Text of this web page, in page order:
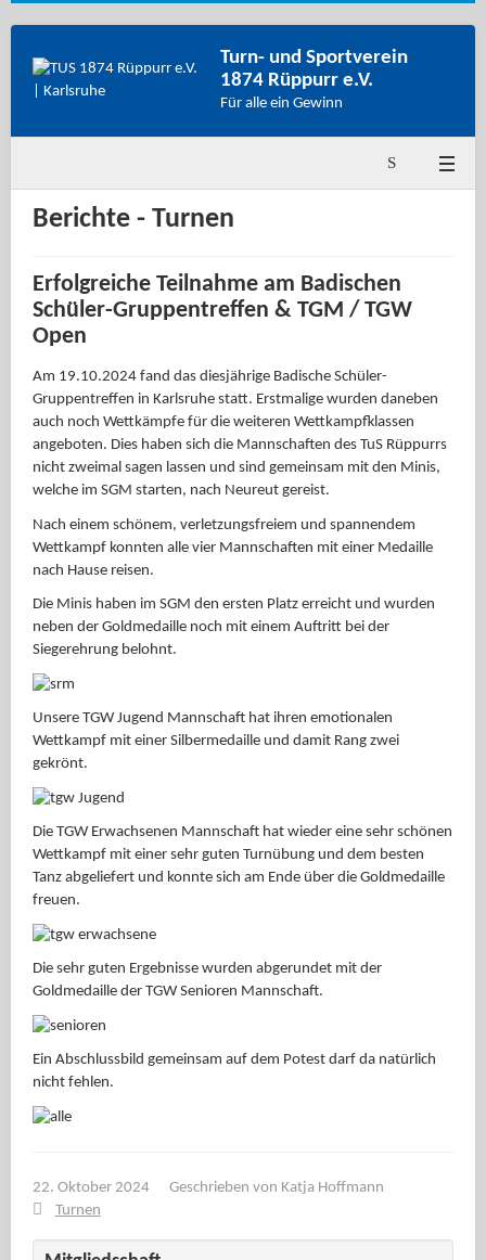
Turn- und Sportverein
1874 Rüppurr e.V.
Für alle ein Gewinn
Berichte - Turnen
Erfolgreiche Teilnahme am Badischen
Schüler-Gruppentreffen & TGM / TGW
Open
Am 19.10.2024 fand das diesjährige Badische Schüler-
Gruppentreffen in Karlsruhe statt. Erstmalige wurden daneben
auch noch Wettkämpfe für die weiteren Wettkampfklassen
angeboten. Dies haben sich die Mannschaften des TuS Rüppurrs
nicht zweimal sagen lassen und sind gemeinsam mit den Minis,
welche im SGM starten, nach Neureut gereist.
Nach einem schönem, verletzungsfreiem und spannendem
Wettkampf konnten alle vier Mannschaften mit einer Medaille
nach Hause reisen.
Die Minis haben im SGM den ersten Platz erreicht und wurden
neben der Goldmedaille noch mit einem Auftritt bei der
Siegerehrung belohnt.
Unsere TGW Jugend Mannschaft hat ihren emotionalen
Wettkampf mit einer Silbermedaille und damit Rang zwei
gekrönt.
Die TGW Erwachsenen Mannschaft hat wieder eine sehr schönen
Wettkampf mit einer sehr guten Turnübung und dem besten
Tanz abgeliefert und konnte sich am Ende über die Goldmedaille
freuen.
Die sehr guten Ergebnisse wurden abgerundet mit der
Goldmedaille der TGW Senioren Mannschaft.
Ein Abschlussbild gemeinsam auf dem Potest darf da natürlich
nicht fehlen.
22. Oktober 2024 Geschrieben von Katja Hoffmann
Turnen